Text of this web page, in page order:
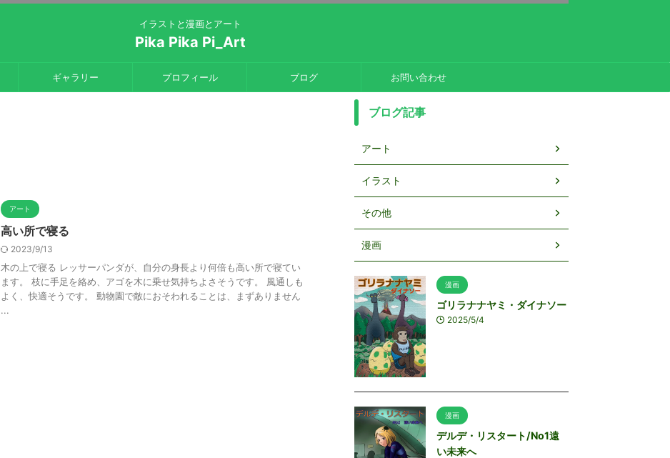
イラストと漫画とアート
Pika Pika Pi_Art
ギャラリー プロフィール ブログ お問い合わせ
アート
高い所で寝る
2023/9/13
木の上で寝る レッサーパンダが、自分の身長より何倍も高い所で寝てい
ます。 枝に手足を絡め、アゴを木に乗せ気持ちよさそうです。 風通しも
よく、快適そうです。 動物園で敵におそわれることは、まずありません
...
ブログ記事
アート
イラスト
その他
漫画
漫画
ゴリラナナヤミ・ダイナソー
2025/5/4
漫画
デルデ・リスタート/No1遠
い未来へ